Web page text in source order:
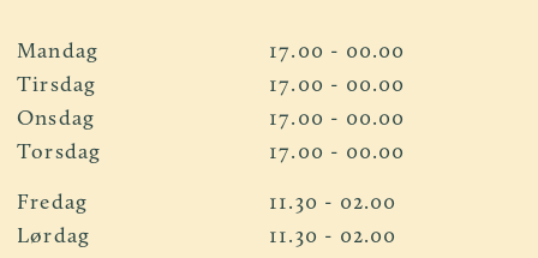
Mandag
17.00 - 00.00
Tirsdag
17.00 - 00.00
Onsdag
17.00 - 00.00
Torsdag
17.00 - 00.00
Fredag
11.30 - 02.00
Lørdag
11.30 - 02.00